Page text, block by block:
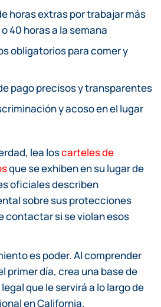
horas extras por trabajar más
40 horas a la semana
obligatorios para comer y
pago precisos y transparentes
y acoso en el lugar
lea loscarteles de
que se exhiben en su lugar de
oficiales describen
sobre sus protecciones
contactar si se violan esos
es poder. Al comprender
primer día, crea una base de
que le servirá a lo largo de
en California.